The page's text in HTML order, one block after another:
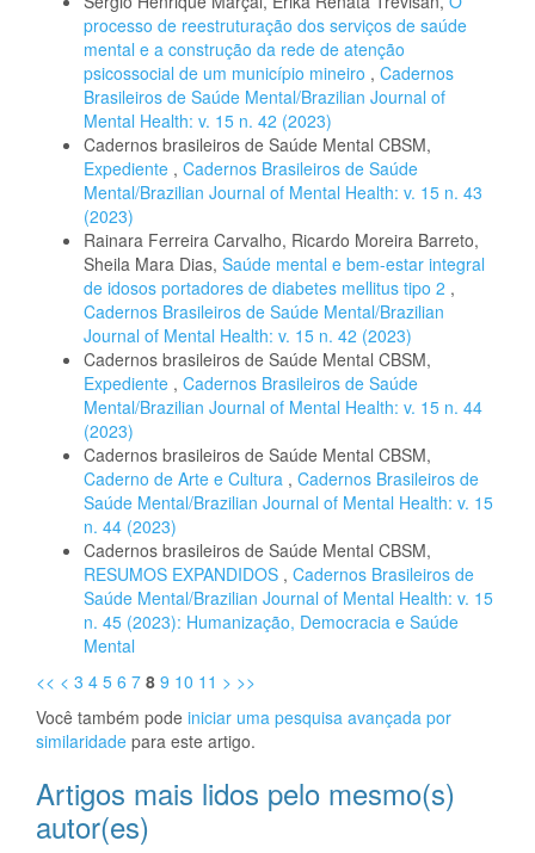
processo de reestruturação dos serviços de saúde
mental e a construção da rede de atenção
psicossocial de um município mineiro , Cadernos
Brasileiros de Saúde Mental/Brazilian Journal of
Mental Health: v. 15 n. 42 (2023)
Cadernos brasileiros de Saúde Mental CBSM,
Expediente , Cadernos Brasileiros de Saúde
Mental/Brazilian Journal of Mental Health: v. 15 n. 43
(2023)
Rainara Ferreira Carvalho, Ricardo Moreira Barreto,
Sheila Mara Dias, Saúde mental e bem-estar integral
de idosos portadores de diabetes mellitus tipo 2 ,
Cadernos Brasileiros de Saúde Mental/Brazilian
Journal of Mental Health: v. 15 n. 42 (2023)
Cadernos brasileiros de Saúde Mental CBSM,
Expediente , Cadernos Brasileiros de Saúde
Mental/Brazilian Journal of Mental Health: v. 15 n. 44
(2023)
Cadernos brasileiros de Saúde Mental CBSM,
Caderno de Arte e Cultura , Cadernos Brasileiros de
Saúde Mental/Brazilian Journal of Mental Health: v. 15
n. 44 (2023)
Cadernos brasileiros de Saúde Mental CBSM,
RESUMOS EXPANDIDOS , Cadernos Brasileiros de
Saúde Mental/Brazilian Journal of Mental Health: v. 15
n. 45 (2023): Humanização, Democracia e Saúde
Mental
<< < 3 4 5 6 7 8 9 10 11 > >>
Você também pode iniciar uma pesquisa avançada por
similaridade para este artigo.
Artigos mais lidos pelo mesmo(s)
autor(es)